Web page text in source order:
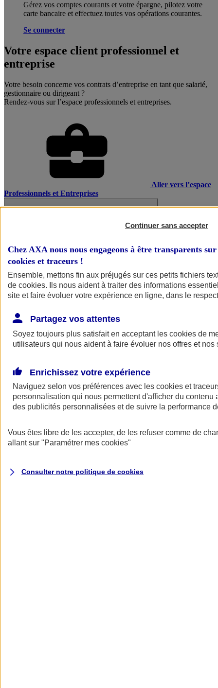
Gérez vos comptes courants et votre épargne, pilotez votre
carte bancaire et effectuez toutes vos opérations courantes.
Se connecter
Votre espace client professionnel et
entreprise
Votre besoin concerne vos contrats d’entreprise en tant que salarié,
gestionnaire ou dirigeant ?
Rendez-vous sur l’espace professionnels et entreprises.
Aller vers l’espace
Professionnels et Entreprises
AXA Assurance
Continuer sans accepter
Chez AXA nous nous engageons à être transparents
cookies et traceurs !
Ensemble, mettons fin aux préjugés sur ces petits fichiers
de cookies. Ils nous aident à traiter des informations
site et faire évoluer votre expérience en ligne, dans le
Partagez vos attentes
Soyez toujours plus satisfait en acceptant les cookies de
utilisateurs qui nous aident à faire évoluer nos offres et nos
Enrichissez votre expérience
Naviguez selon vos préférences avec les cookies et
personnalisation qui nous permettent d'afficher du contenu
des publicités personnalisées et de suivre la performance
Vous êtes libre de les accepter, de les refuser comme de
allant sur "Paramétrer mes cookies"
Consulter notre politique de cookies